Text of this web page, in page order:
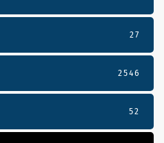
27
2546
52